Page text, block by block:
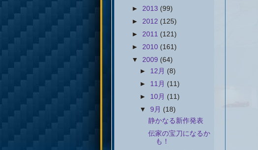
► 2013 (99)
► 2012 (125)
► 2011 (121)
► 2010 (161)
▼ 2009 (64)
► 12月 (8)
► 11月 (11)
► 10月 (11)
▼9月 (18)
静かなる新作発表
伝家の宝刀になるか
も！